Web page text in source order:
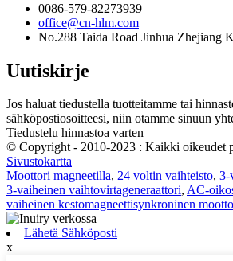
0086-579-82273939
office@cn-hlm.com
No.288 Taida Road Jinhua Zhejiang
Uutiskirje
Jos haluat tiedustella tuotteitamme tai
sähköpostiosoitteesi, niin otamme sinuun
Tiedustelu hinnastoa varten
© Copyright - 2010-2023 : Kaikki oikeudet
Sivustokartta
Moottori magneetilla, 24 voltin vaihteisto, 3-
3-vaiheinen vaihtovirtageneraattori, AC-
vaiheinen kestomagneettisynkroninen
Lähetä Sähköposti
x